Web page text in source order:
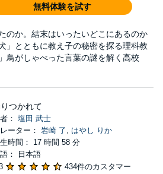
無料体験を試す
のか。結末はいったいどこにあるのか
とともに教え子の秘密を探る理科教
鳥がしゃべった言葉の謎を解く高校
つかれて
： 塩⽥ 武⼠
ーター： 岩崎 了 , はやし りか
時間： 17 時間 58 分
： 日本語
434件のカスタマー